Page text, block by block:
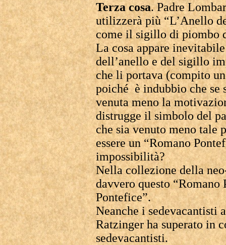
Terza cosa. Padre
utilizzerà più “L’Anello
come il sigillo di piombo
La cosa appare
dell’anello e del sigillo
che li portava (compito
poiché è indubbio che se
venuta meno la
distrugge il simbolo del
che sia venuto meno tale
essere un “Romano
impossibilità?
Nella collezione della
davvero questo “Romano
Pontefice”.
Neanche i sedevacantisti
Ratzinger ha superato in
sedevacantisti.